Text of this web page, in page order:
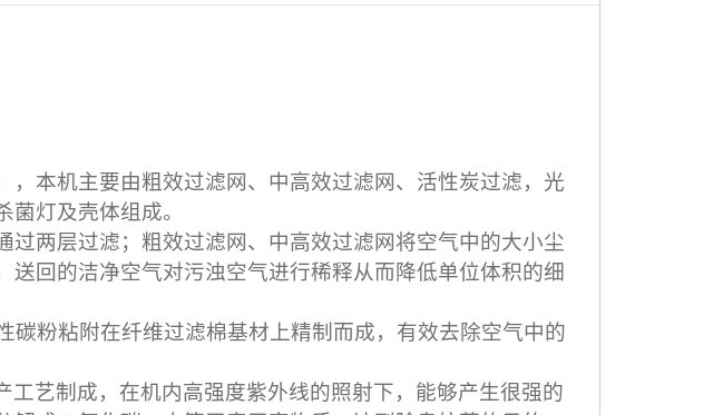
，本机主要由粗效过滤网、中高效过滤网、活性炭过滤，光
灯及壳体组成。
过两层过滤；粗效过滤网、中高效过滤网将空气中的大小尘
回的洁净空气对污浊空气进行稀释从而降低单位体积的细
粉粘附在纤维过滤棉基材上精制而成，有效去除空气中的
艺制成，在机内高强度紫外线的照射下，能够产生很强的